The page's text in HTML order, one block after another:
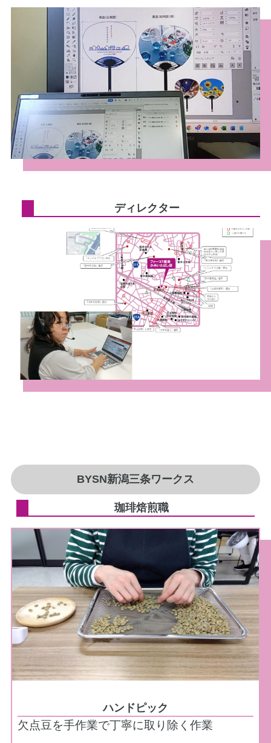
ディレクター
BYSN新潟三条ワークス
珈琲焙煎職
ハンドピック
欠点豆を手作業で丁寧に取り除く作業